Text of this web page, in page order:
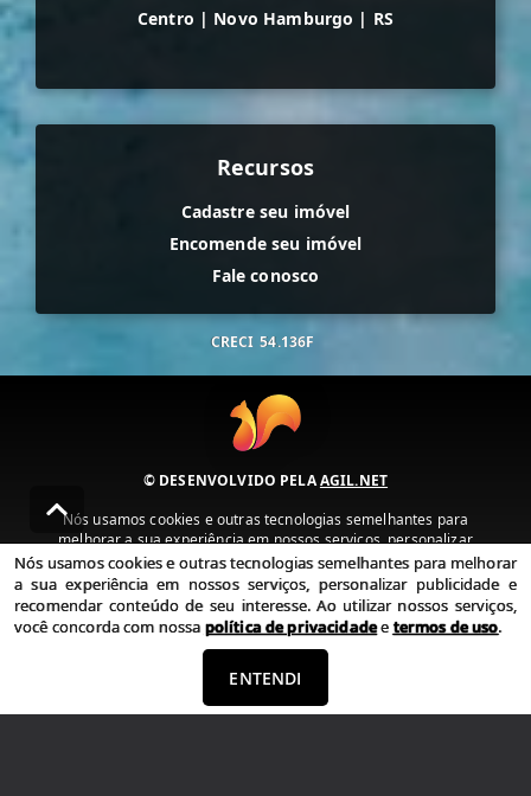
Centro | Novo Hamburgo | RS
Recursos
Cadastre seu imóvel
Encomende seu imóvel
Fale conosco
CRECI 54.136F
© DESENVOLVIDO PELAAGIL.NET
Nós usamos cookies e outras tecnologias semelhantes para
melhorar a sua experiência em nossos serviços, personalizar
publicidade e recomendar conteúdo de seu interesse. Ao utilizar
nossos serviços, você concorda com nossa política de privacidade e
termos de uso.
Política de Privacidade Termos de uso
Nós usamos cookies e outras tecnologias semelhantes para melhorar
a sua experiência em nossos serviços, personalizar publicidade e
recomendar conteúdo de seu interesse. Ao utilizar nossos serviços,
você concorda com nossa política de privacidadeetermos de uso.
ENTENDI